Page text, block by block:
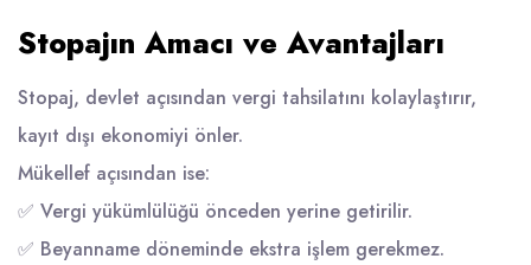
Stopajın Amacı ve Avantajları
Stopaj, devlet açısından vergi tahsilatını kolaylaştırır,
kayıt dışı ekonomiyi önler.
Mükellef açısından ise:
✅ Vergi yükümlülüğü önceden yerine getirilir.
✅ Beyanname döneminde ekstra işlem gerekmez.